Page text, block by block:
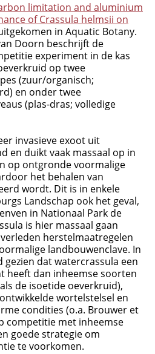
limitation and aluminium
of Crassula helmsii on
in Aquatic Botany.
Doorn beschrijft de
experiment in de kas
op twee
(zuur/organisch;
en onder twee
(plas-dras; volledige
invasieve exoot uit
en duikt vaak massaal op in
op ontgronde voormalige
het behalen van
wordt. Dit is in enkele
Landschap ook het geval,
in Nationaal Park de
is hier massaal gaan
herstelmaatregelen
landbouwenclave. In
dat watercrassula een
heeft dan inheemse soorten
de isoetide oeverkruid),
wortelstelsel en
condities (o.a. Brouwer et
competitie met inheemse
goede strategie om
te voorkomen.